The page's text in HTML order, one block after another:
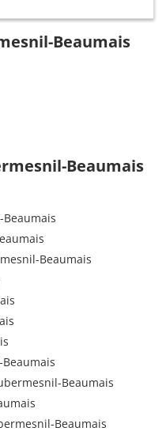
Beaumais
Beaumais
Beaumais
Beaumais
Beaumais